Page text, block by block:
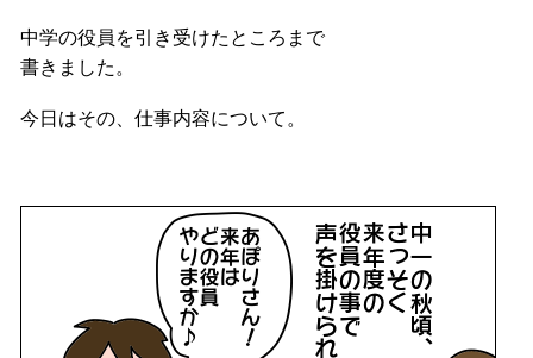
中学の役員を引き受けたところまで
書きました。
今日はその、仕事内容について。